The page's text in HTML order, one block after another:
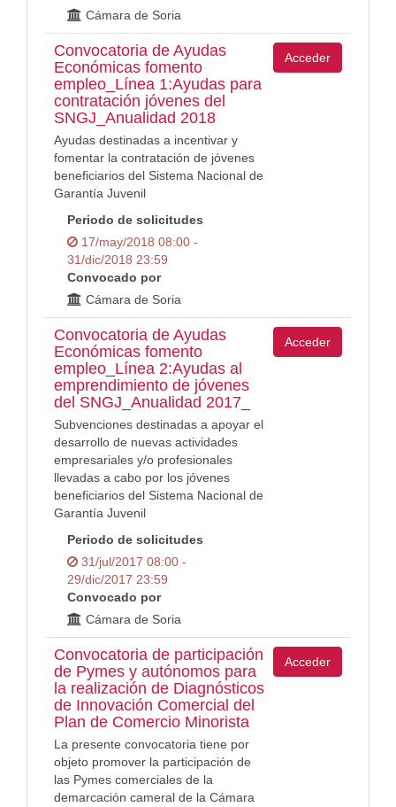
Cámara de Soria
Convocatoria de Ayudas
Económicas fomento
empleo_Línea 1:Ayudas para
contratación jóvenes del
SNGJ_Anualidad 2018
Ayudas destinadas a incentivar y
fomentar la contratación de jóvenes
beneficiarios del Sistema Nacional de
Garantía Juvenil
Periodo de solicitudes
17/may/2018 08:00 -
31/dic/2018 23:59
Convocado por
Cámara de Soria
Acceder
Convocatoria de Ayudas
Económicas fomento
empleo_Línea 2:Ayudas al
emprendimiento de jóvenes
del SNGJ_Anualidad 2017_
Subvenciones destinadas a apoyar el
desarrollo de nuevas actividades
empresariales y/o profesionales
llevadas a cabo por los jóvenes
beneficiarios del Sistema Nacional de
Garantía Juvenil
Periodo de solicitudes
31/jul/2017 08:00 -
29/dic/2017 23:59
Convocado por
Cámara de Soria
Acceder
Convocatoria de participación
de Pymes y autónomos para
la realización de Diagnósticos
de Innovación Comercial del
Plan de Comercio Minorista
La presente convocatoria tiene por
objeto promover la participación de
las Pymes comerciales de la
demarcación cameral de la Cámara
Acceder